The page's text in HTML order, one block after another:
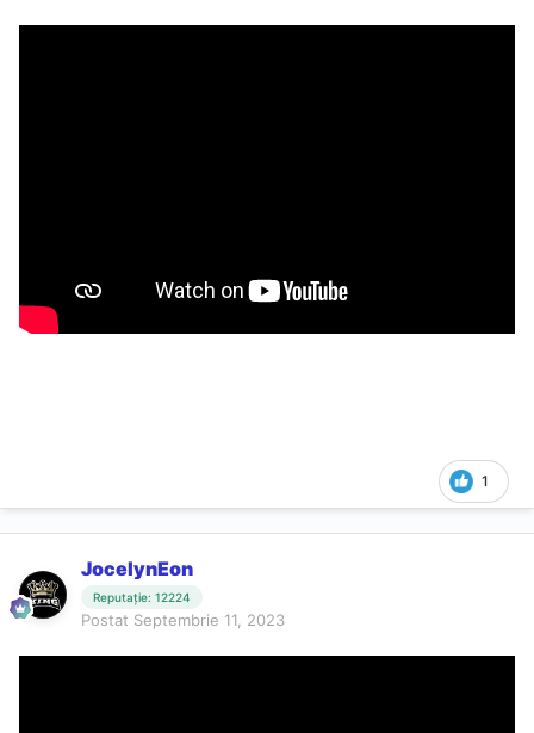
1
JocelynEon
Reputație: 12224
Postat Septembrie 11, 2023